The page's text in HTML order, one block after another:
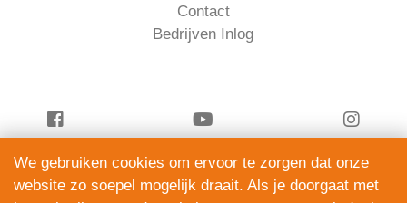
Contact
Bedrijven Inlog
Vandaag Klussen is onderdeel van
We gebruiken cookies om ervoor te zorgen dat onze
website zo soepel mogelijk draait. Als je doorgaat met